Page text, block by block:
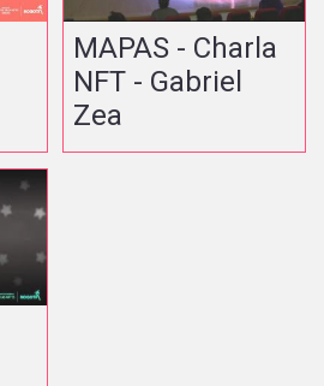
MAPAS - Charla
NFT - Gabriel
Zea